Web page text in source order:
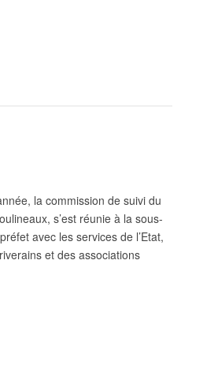
la commission de suivi du
s’est réunie à la sous-
avec les services de l’Etat,
et des associations